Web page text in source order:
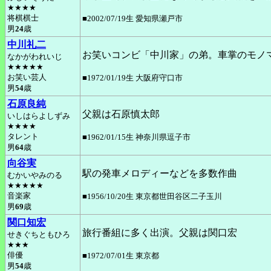
★★★★
将棋棋士
男24歳
■2002/07/19生 愛知県瀬戸市
中川礼二
なかがわれいじ
★★★★★
お笑い芸人
男54歳
お笑いコンビ「中川家」の弟。車掌のモノ
■1972/01/19生 大阪府守口市
石原良純
いしはらよしずみ
★★★★
タレント
男64歳
父親は石原慎太郎
■1962/01/15生 神奈川県逗子市
向谷実
むかいやみのる
★★★★★
音楽家
男69歳
駅の発車メロディーなどを多数作曲
■1956/10/20生 東京都世田谷区二子玉川
関口知宏
せきぐちともひろ
★★★
俳優
男54歳
旅行番組に多く出演。父親は関口宏
■1972/07/01生 東京都